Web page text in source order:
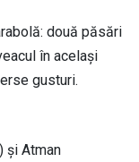
două păsări
în același
gusturi.
și Atman